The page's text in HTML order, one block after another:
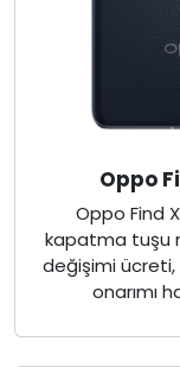
Oppo
Oppo Find
kapatma tuşu
değişimi
onarımı